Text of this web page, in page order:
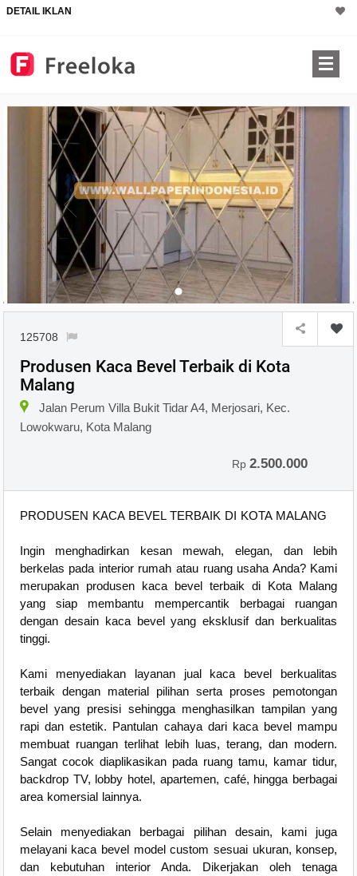
DETAIL IKLAN
125708
Produsen Kaca Bevel Terbaik di Kota
Malang
Jalan Perum Villa Bukit Tidar A4, Merjosari, Kec.
Lowokwaru, Kota Malang
Rp2.500.000
PRODUSEN KACA BEVEL TERBAIK DI KOTA MALANG
Ingin menghadirkan kesan mewah, elegan, dan lebih
berkelas pada interior rumah atau ruang usaha Anda? Kami
merupakan produsen kaca bevel terbaik di Kota Malang
yang siap membantu mempercantik berbagai ruangan
dengan desain kaca bevel yang eksklusif dan berkualitas
tinggi.
Kami menyediakan layanan jual kaca bevel berkualitas
terbaik dengan material pilihan serta proses pemotongan
bevel yang presisi sehingga menghasilkan tampilan yang
rapi dan estetik. Pantulan cahaya dari kaca bevel mampu
membuat ruangan terlihat lebih luas, terang, dan modern.
Sangat cocok diaplikasikan pada ruang tamu, kamar tidur,
backdrop TV, lobby hotel, apartemen, café, hingga berbagai
area komersial lainnya.
Selain menyediakan berbagai pilihan desain, kami juga
melayani kaca bevel model custom sesuai ukuran, konsep,
dan kebutuhan interior Anda. Dikerjakan oleh tenaga